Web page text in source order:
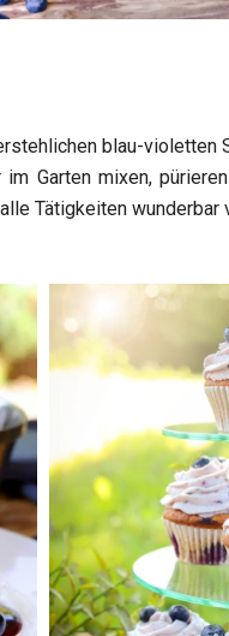
blau-violetten
im Garten mixen,
Tätigkeiten wunderbar